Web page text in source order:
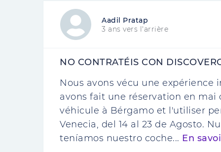
Aadil Pratap
3 ans vers l'arrière
NO CONTRATÉIS CON
Nous avons vécu une expérience
avons fait une réservation en mai
véhicule à Bérgamo et l'utiliser
Venecia, del 14 al 23 de Agosto.
teníamos nuestro coche... En